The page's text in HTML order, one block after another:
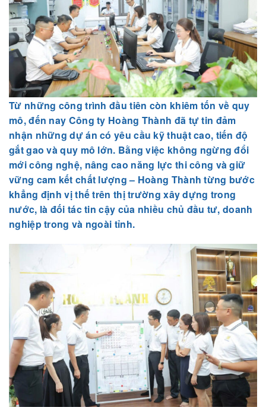
Từ những công trình đầu tiên còn khiêm tốn về quy
mô, đến nay Công ty Hoàng Thành đã tự tin đảm
nhận những dự án có yêu cầu kỹ thuật cao, tiến độ
gắt gao và quy mô lớn. Bằng việc không ngừng đổi
mới công nghệ, nâng cao năng lực thi công và giữ
vững cam kết chất lượng – Hoàng Thành từng bước
khẳng định vị thế trên thị trường xây dựng trong
nước, là đối tác tin cậy của nhiều chủ đầu tư, doanh
nghiệp trong và ngoài tỉnh.